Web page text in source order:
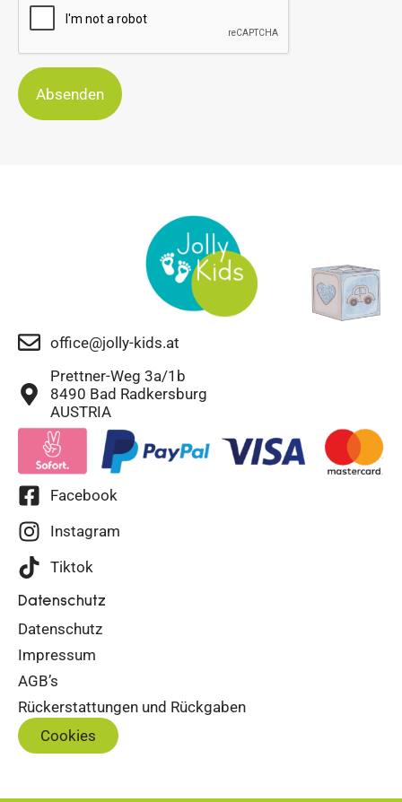
Absenden
office@jolly-kids.at
Prettner-Weg 3a/1b
8490 Bad Radkersburg
AUSTRIA
Facebook
Instagram
Tiktok
Datenschutz
Datenschutz
Impressum
AGB’s
Rückerstattungen und Rückgaben
Cookies